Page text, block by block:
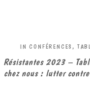
IN CONFÉRENCES,
Résistantes 2023 –
chez nous : lutter